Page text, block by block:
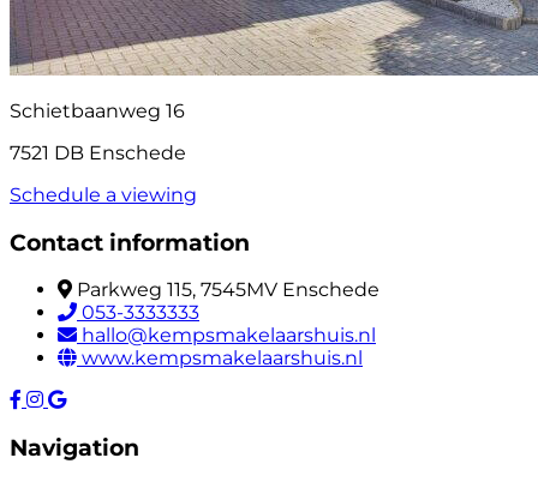
Schietbaanweg 16
7521 DB Enschede
Schedule a viewing
Contact information
Parkweg 115, 7545MV Enschede
053-3333333
hallo@kempsmakelaarshuis.nl
www.kempsmakelaarshuis.nl
Navigation